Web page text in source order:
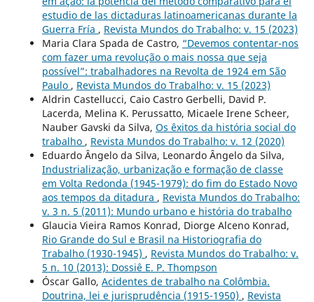
estudio de las dictaduras latinoamericanas durante la
Guerra Fría , Revista Mundos do Trabalho: v. 15 (2023)
Maria Clara Spada de Castro, “Devemos contentar-nos
com fazer uma revolução o mais nossa que seja
possível”: trabalhadores na Revolta de 1924 em São
Paulo , Revista Mundos do Trabalho: v. 15 (2023)
Aldrin Castellucci, Caio Castro Gerbelli, David P.
Lacerda, Melina K. Perussatto, Micaele Irene Scheer,
Nauber Gavski da Silva, Os êxitos da história social do
trabalho , Revista Mundos do Trabalho: v. 12 (2020)
Eduardo Ângelo da Silva, Leonardo Ângelo da Silva,
Industrialização, urbanização e formação de classe
em Volta Redonda (1945-1979): do fim do Estado Novo
aos tempos da ditadura , Revista Mundos do Trabalho:
v. 3 n. 5 (2011): Mundo urbano e história do trabalho
Glaucia Vieira Ramos Konrad, Diorge Alceno Konrad,
Rio Grande do Sul e Brasil na Historiografia do
Trabalho (1930-1945) , Revista Mundos do Trabalho: v.
5 n. 10 (2013): Dossiê E. P. Thompson
Óscar Gallo, Acidentes de trabalho na Colômbia.
Doutrina, lei e jurisprudência (1915-1950) , Revista